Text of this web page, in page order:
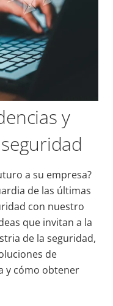
y
a su empresa?
de las últimas
con nuestro
que invitan a la
de la seguridad,
de
y cómo obtener